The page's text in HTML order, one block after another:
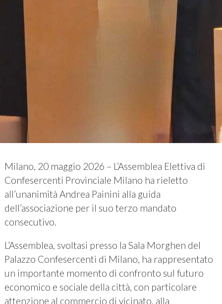
Milano, 20 maggio 2026 – L’Assemblea Elettiva di
Confesercenti Provinciale Milano ha rieletto
all’unanimità Andrea Painini alla guida
dell’associazione per il suo terzo mandato
consecutivo.
L’Assemblea, svoltasi presso la Sala Morghen del
Palazzo Confesercenti di Milano, ha rappresentato
un importante momento di confronto sul futuro
economico e sociale della città, con particolare
attenzione al commercio di vicinato, alla